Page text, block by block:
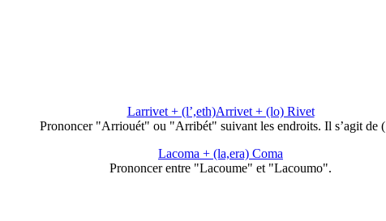
Larrivet + (l’,eth)Arrivet + (lo) Rivet
Prononcer "Arriouét" ou "Arribét" suivant les endroits. Il s’agit
Lacoma + (la,era) Coma
Prononcer entre "Lacoume" et "Lacoumo".